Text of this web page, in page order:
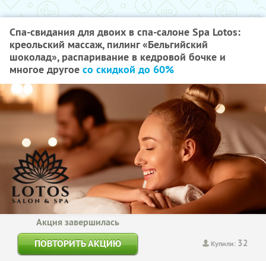
Спа-свидания для двоих в спа-салоне Spa Lotos:
креольский массаж, пилинг «Бельгийский
шоколад», распаривание в кедровой бочке и
многое другое со скидкой до 60%
Купили: 32
Акция завершилась
ПОВТОРИТЬ АКЦИЮ